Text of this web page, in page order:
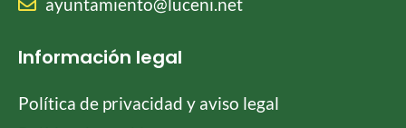
Información legal
Política de privacidad y aviso legal